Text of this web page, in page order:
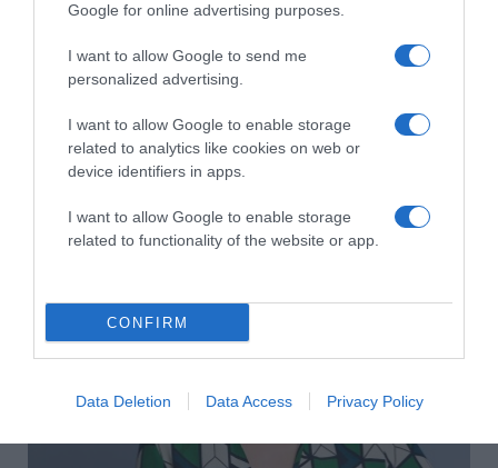
Google for online advertising purposes.
I want to allow Google to send me
personalized advertising.
I want to allow Google to enable storage
related to analytics like cookies on web or
device identifiers in apps.
I want to allow Google to enable storage
related to functionality of the website or app.
CONFIRM
Data Deletion Data Access Privacy Policy
2026-08-06.
Kánikula a lakásban